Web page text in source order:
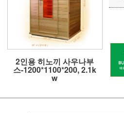
2인용 히노끼 사우나부
스-1200*1100*200, 2.1k
w